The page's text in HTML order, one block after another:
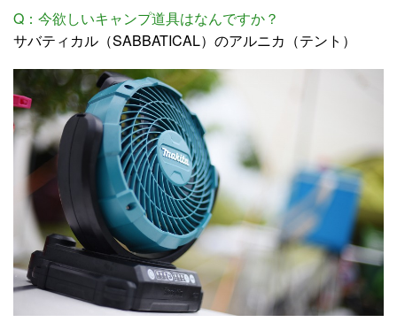
Q：今欲しいキャンプ道具はなんですか？
サバティカル（SABBATICAL）のアルニカ（テント）